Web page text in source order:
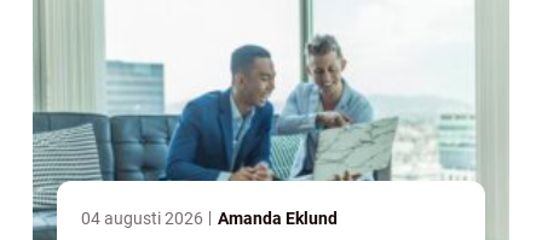
04 augusti 2026 Amanda Eklund